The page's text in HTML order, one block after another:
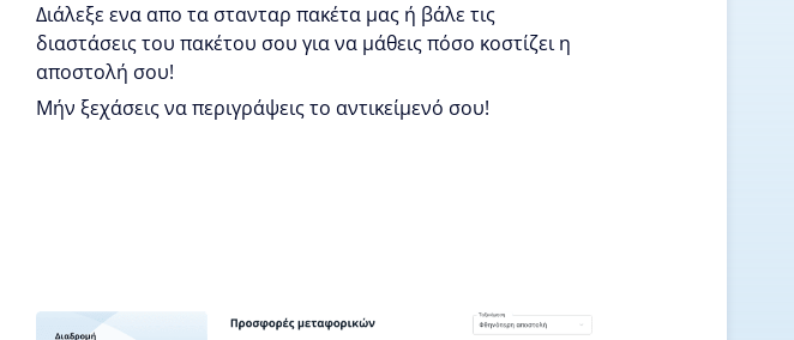
Διάλεξε ενα απο τα στανταρ πακέτα μας ή βάλε τις
διαστάσεις του πακέτου σου για να μάθεις πόσο κοστίζει η
αποστολή σου!
Μήν ξεχάσεις να περιγράψεις το αντικείμενό σου!